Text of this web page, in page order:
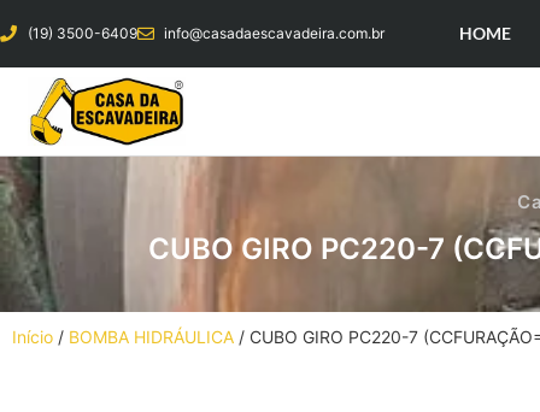
(19) 3500-6409 info@casadaescavadeira.com.br HOME
CUBO GIRO PC220-7
Início / BOMBA HIDRÁULICA / CUBO GIRO PC220-7